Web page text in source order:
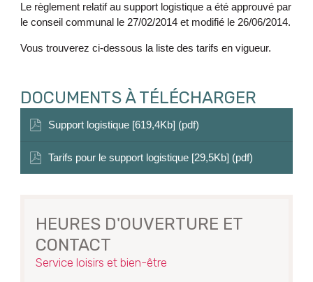
Le règlement relatif au support logistique a été approuvé par
le conseil communal le 27/02/2014 et modifié le 26/06/2014.
Vous trouverez ci-dessous la liste des tarifs en vigueur.
DOCUMENTS À TÉLÉCHARGER
Support logistique [619,4Kb] (pdf)
Tarifs pour le support logistique [29,5Kb] (pdf)
HEURES D'OUVERTURE ET
CONTACT
Service loisirs et bien-être